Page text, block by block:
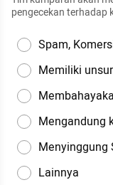
pengecekan terhadap
Spam,
Memiliki
Mengandung
Menyinggung
Lainnya